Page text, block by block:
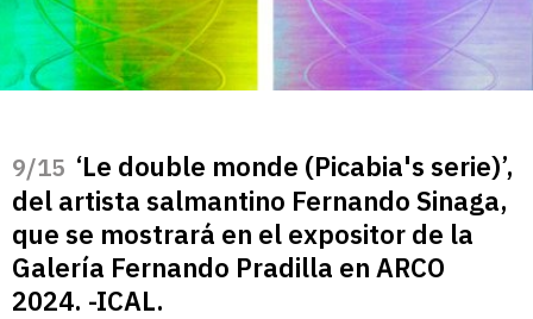
/15 ‘Le double monde (Picabia's serie)’,
del artista salmantino Fernando Sinaga,
que se mostrará en el expositor de la
Galería Fernando Pradilla en ARCO
2024. -ICAL.